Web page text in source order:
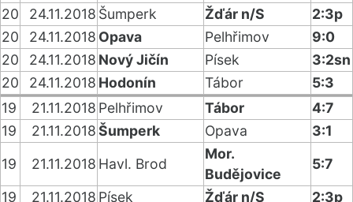
20
24.11.2018 Šumperk Žďár n/S
2:3p
20
24.11.2018 Opava Pelhřimov
9:0
20
24.11.2018 Nový Jičín Písek
3:2sn
20
24.11.2018 Hodonín Tábor
5:3
19
21.11.2018 Pelhřimov Tábor
4:7
19
21.11.2018Šumperk Opava
3:1
19
21.11.2018 Havl. Brod
Mor.
Budějovice
5:7
19
21.11.2018 Písek Žďár n/S 2:3p